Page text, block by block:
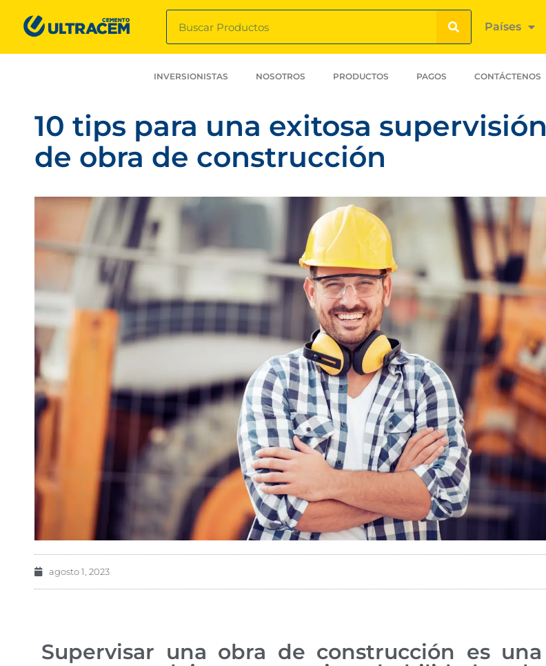
Países
INVERSIONISTAS NOSOTROS PRODUCTOS PAGOS CONTÁCTENOS
10 tips para una exitosa supervisión
de obra de construcción
agosto 1, 2023
Supervisar una obra de construcción es una